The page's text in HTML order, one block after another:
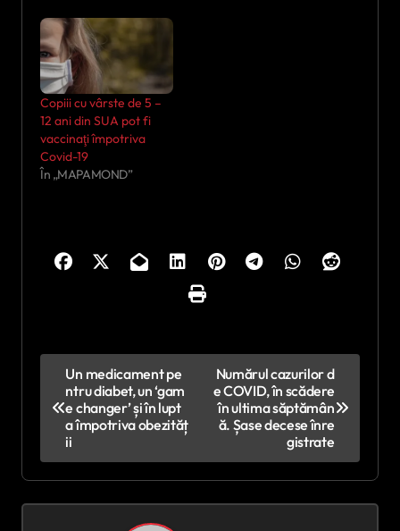
Copiii cu vârste de 5 –
12 ani din SUA pot fi
vaccinaţi împotriva
Covid-19
În „MAPAMOND”
i
g
Un medicament pe
ntru diabet, un ‘gam
e changer’ și în lupt
a împotriva obezităț
ii
Numărul cazurilor d
e COVID, în scădere
în ultima săptămân
ă. Șase decese înre
gistrate